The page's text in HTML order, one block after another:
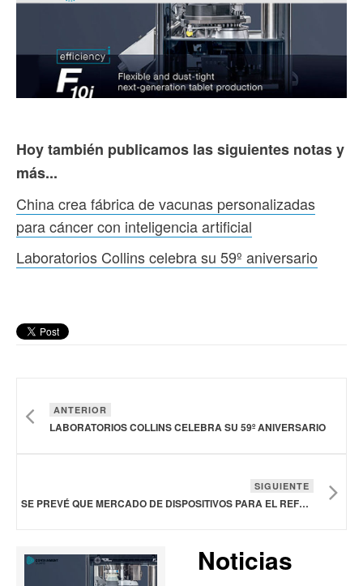
Hoy también publicamos las siguientes notas y
más...
China crea fábrica de vacunas personalizadas
para cáncer con inteligencia artificial
Laboratorios Collins celebra su 59º aniversario
ANTERIOR
LABORATORIOS COLLINS CELEBRA SU 59º ANIVERSARIO
SIGUIENTE
SE PREVÉ QUE MERCADO DE DISPOSITIVOS PARA EL REFLUJO GASTROESOFÁGICO ALCANCE LOS 1,900 MDD EN 2036
Noticias